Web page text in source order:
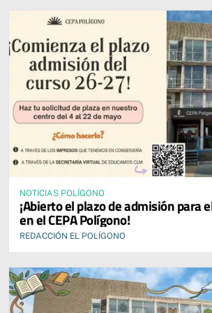
NOTICIAS POLÍGONO
¡Abierto el plazo de admisión para
en el CEPA Polígono!
REDACCIÓN EL POLÍGONO